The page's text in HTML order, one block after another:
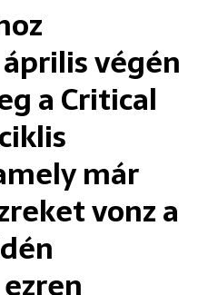
végén
a Critical
már
vonz a